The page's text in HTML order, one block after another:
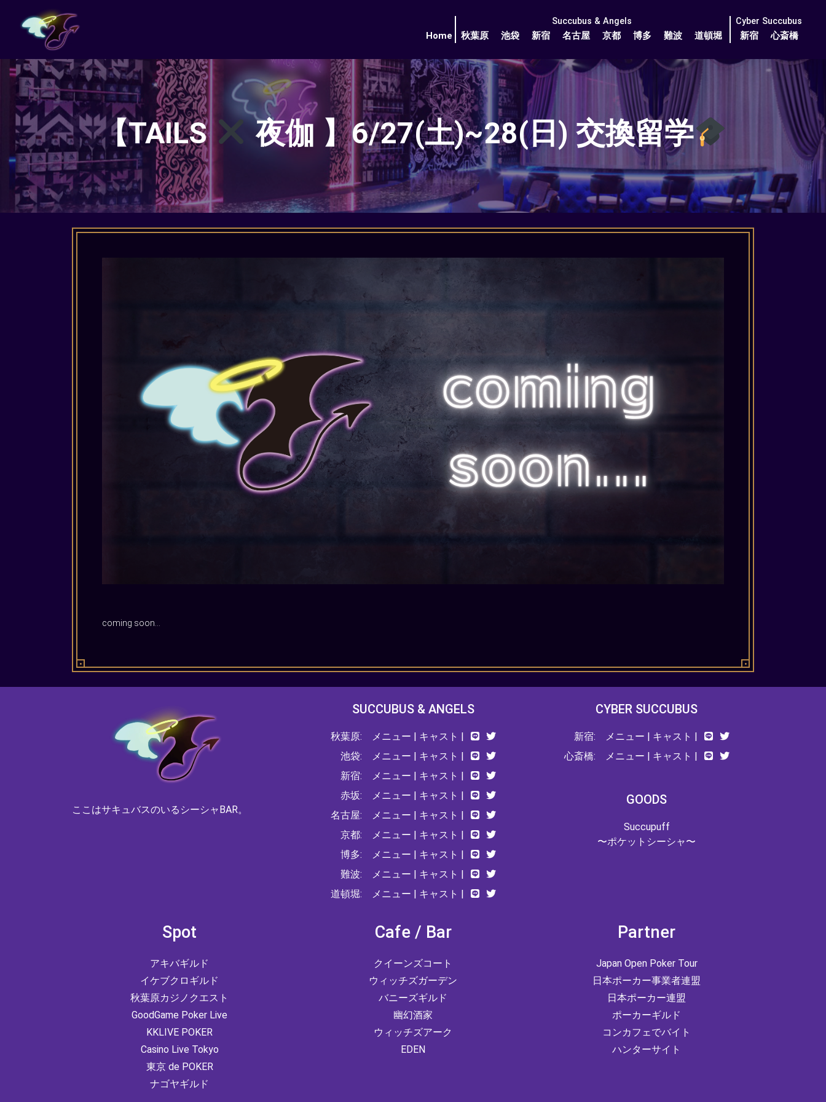
Home
Succubus & Angels
秋葉原 池袋 新宿 名古屋 京都 博多 難波 道頓堀
Cyber Succubus
新宿 心斎橋
【TAILS 夜伽 】6/27(土)~28(日) 交換留学
coming soon...
ここはサキュバスのいるシーシャBAR。
SUCCUBUS & ANGELS
秋葉原:
池袋:
新宿:
赤坂:
名古屋:
京都:
博多:
難波:
道頓堀:
メニュー | キャスト |
メニュー | キャスト |
メニュー | キャスト |
メニュー | キャスト |
メニュー | キャスト |
メニュー | キャスト |
メニュー | キャスト |
メニュー | キャスト |
メニュー | キャスト |
CYBER SUCCUBUS
新宿:
心斎橋:
メニュー | キャスト |
メニュー | キャスト |
GOODS
Succupuff
〜ポケットシーシャ〜
Spot
アキバギルド
イケブクロギルド
秋葉原カジノクエスト
GoodGame Poker Live
KKLIVE POKER
Casino Live Tokyo
東京 de POKER
ナゴヤギルド
Cafe / Bar
クイーンズコート
ウィッチズガーデン
バニーズギルド
幽幻酒家
ウィッチズアーク
EDEN
Partner
Japan Open Poker Tour
日本ポーカー事業者連盟
日本ポーカー連盟
ポーカーギルド
コンカフェでバイト
ハンターサイト